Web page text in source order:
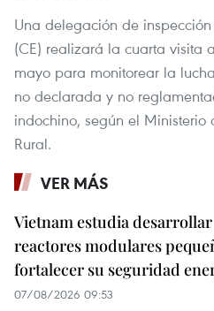
Una delegación de
(CE) realizará la cuarta visita
mayo para monitorear la
no declarada y no
indochino, según el
Rural.
VER MÁS
Vietnam estudia desarrollar
reactores modulares
fortalecer su seguridad
07/08/2026 09:53